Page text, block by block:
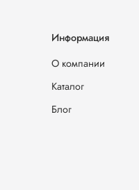
Информация
О компании
Каталог
Блог